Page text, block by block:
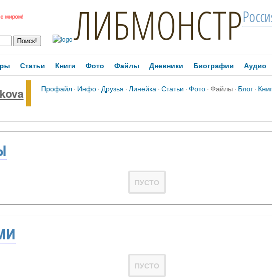
с миром! ЛИБМОНСТР
Статьи Книги Фото Файлы Дневники Биографии Аудио
Профайл· Инфо· Друзья ·Линейка ·Статьи ·Фото·Файлы · Блог·
ПУСТО
ПУСТО